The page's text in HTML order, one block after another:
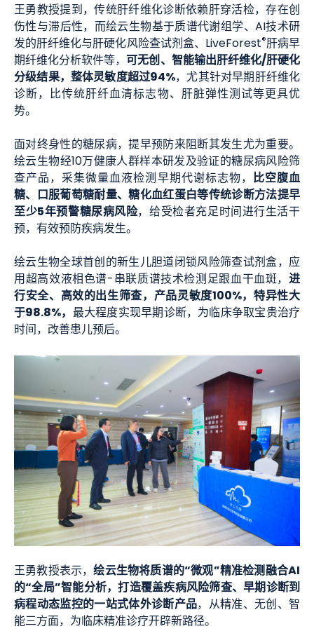
王勇教授提到，传统肝纤维化诊断依赖肝穿活检，存在创
伤性与滞后性，而绘云生物基于质谱代谢组学、AI技术研
发的肝纤维化与肝硬化风险查试剂盒、LiveForest®肝病早
期纤维化分析软件等，可无创、智能输出肝纤维化/肝硬化
分级结果，整体灵敏度超过94%，尤其针对早期肝纤维化
诊断，比传统肝纤血清标志物、肝脏弹性测试等更具优
势。
面对终身性的糖尿病，提早预防来阻断其发生尤为重要。
绘云生物经10万健康人群样本研发及验证的糖尿病风险筛
查产品，采集微量血液检测早期代谢标志物， 比空腹血
糖、口服葡萄糖耐量、糖化血红蛋白等传统诊断方法提早
至少5年预警糖尿病风险，给受检者充足时间进行生活干
预，有效预防疾病发生。
绘云生物全球首创的新生儿胆道闭锁风险筛查试剂盒，应
用超高效液相色谱-串联质谱技术检测足跟血干血斑， 进
行安全、高效的出生筛查，产品灵敏度100%，特异性大
于98.8%， 最大程度实现早期诊断，为临床争取宝贵治疗
时间，改善患儿预后。
王勇教授表示，绘云生物将质谱的“微观”精准检测融合AI
的“全局”智能分析，打造覆盖疾病风险筛查、早期诊断到
病程动态监控的一站式体外诊断产品，从精准、无创、智
能三方面，为临床精准诊疗开辟新路径。